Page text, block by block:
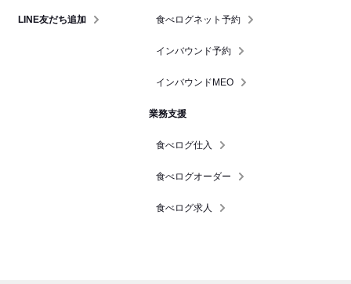
LINE友だち追加 食べログネット予約
インバウンド予約
インバウンドMEO
業務支援
食べログ仕入
食べログオーダー
食べログ求人